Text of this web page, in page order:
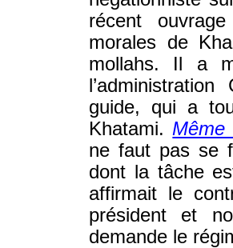
récent
morales de
mollahs. Il a
guide, qui a
Khatami. Même
ne faut pas se
dont la tâche
affirmait le
président et
demande le